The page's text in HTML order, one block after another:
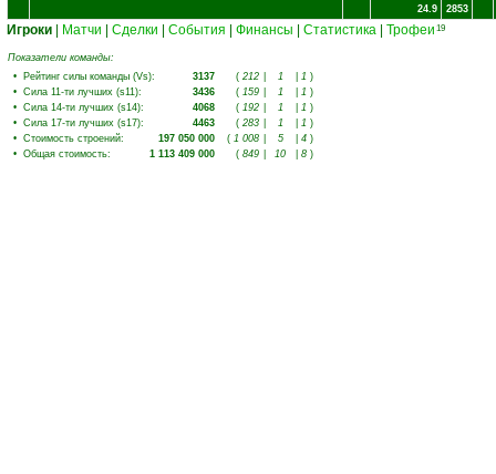
24.9 2853
Игроки Матчи Сделки События Финансы Статистика Трофеи 19
Показатели команды:
• Рейтинг силы команды (Vs): 3137 ( 212 1 1 )
• Сила 11-ти лучших (s11): 3436 ( 159 1 1 )
• Сила 14-ти лучших (s14): 4068 ( 192 1 1 )
• Сила 17-ти лучших (s17): 4463 ( 283 1 1 )
• Стоимость строений: 197 050 000 ( 1 008 5 4 )
• Общая стоимость: 1 113 409 000 ( 849 10 8 )